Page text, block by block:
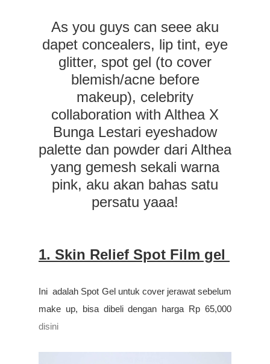
As you guys can seee aku
dapet concealers, lip tint, eye
glitter, spot gel (to cover
blemish/acne before
makeup), celebrity
collaboration with Althea X
Bunga Lestari eyeshadow
palette dan powder dari Althea
yang gemesh sekali warna
pink, aku akan bahas satu
persatu yaaa!
1. Skin Relief Spot Film gel
Ini adalah Spot Gel untuk cover jerawat sebelum
make up, bisa dibeli dengan harga Rp 65,000
disini